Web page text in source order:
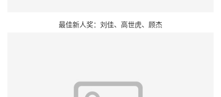
最佳新人奖：刘佳、高世虎、顾杰